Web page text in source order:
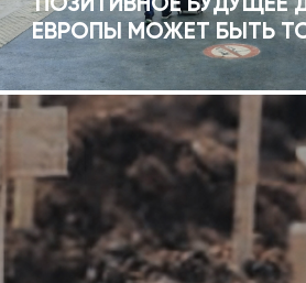
ЕВРОПЫ МОЖЕТ БЫТЬ